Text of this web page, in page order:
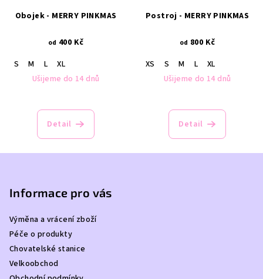
Obojek - MERRY PINKMAS
od 400 Kč
S
M L
XL
Ušijeme do 14 dnů
Detail
Postroj - MERRY PINKMAS
od 800 Kč
XS
S M L
XL
Ušijeme do 14 dnů
Detail
Informace pro vás
Výměna a vrácení zboží
Péče o produkty
Chovatelské stanice
Velkoobchod